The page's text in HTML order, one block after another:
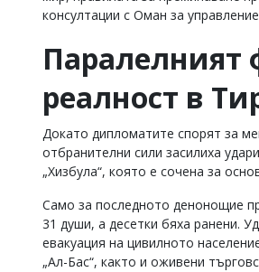
консултации с Оман за
Паралелният
реалност в
Докато дипломатите спорят за
отбранителни сили засилиха
„Хизбула“, която е сочена за
Само за последното денонощие
31 души, а десетки бяха ранени.
евакуация на цивилното
„Ал-Бас“, както и оживени